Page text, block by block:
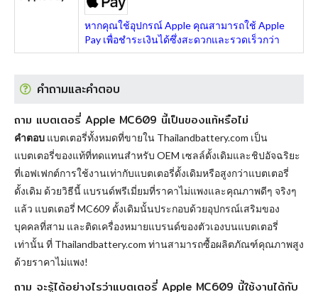
หากคุณใช้อุปกรณ์ Apple คุณสามารถใช้ Apple
Pay เพื่อชำระเงินได้ซึ่งสะดวกและรวดเร็วกว่า
คำถามและคำตอบ
ถาม แบตเตอรี่ Apple MC609 นี้เป็นของแท้หรือไม่
คำตอบ แบตเตอรี่ทั้งหมดที่ขายใน Thailandbattery.com เป็น
แบตเตอรี่ของแท้ที่ทดแทนสำหรับ OEM เซลล์ดั้งเดิมและชิปอัจฉริยะ
ที่เอฟเฟกต์การใช้งานเท่ากับแบตเตอรี่ดั้งเดิมหรือสูงกว่าแบตเตอรี่
ดั้งเดิม ด้วยวิธีนี้ แบรนด์พรีเมี่ยมที่ราคาไม่แพงและคุณภาพดีๆ จริงๆ
แล้ว แบตเตอรี่ MC609 ดั้งเดิมนั้นประกอบด้วยอุปกรณ์เสริมของ
บุคคลที่สาม และติดเครื่องหมายแบรนด์ของตัวเองบนแบตเตอรี่
เท่านั้น ที่ Thailandbattery.com ท่านสามารถซื้อผลิตภัณฑ์คุณภาพสูง
ด้วยราคาไม่แพง!
ถาม จะรู้ได้อย่างไรว่าแบตเตอรี่ Apple MC609 นี้ใช้งานได้กับ